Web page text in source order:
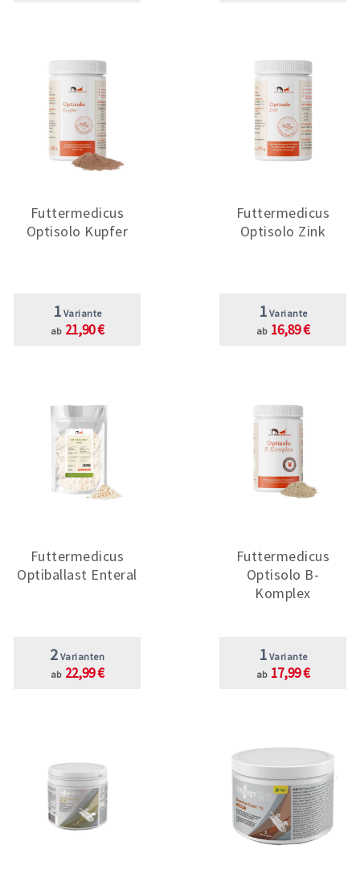
Futtermedicus
Optisolo Kupfer
1 Variante
ab 21,90 €
Futtermedicus
Optisolo Zink
1 Variante
ab 16,89 €
Futtermedicus
Optiballast Enteral
2 Varianten
ab 22,99 €
Futtermedicus
Optisolo B-
Komplex
1 Variante
ab 17,99 €